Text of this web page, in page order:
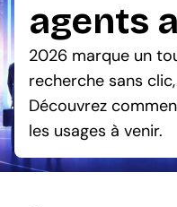
agents
2026 marque un
recherche sans
Découvrez
les usages à venir.